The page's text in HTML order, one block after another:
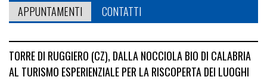
APPUNTAMENTI
CONTATTI
TORRE DI RUGGIERO (CZ), DALLA NOCCIOLA BIO DI CALABRIA
AL TURISMO ESPERIENZIALE PER LA RISCOPERTA DEI LUOGHI